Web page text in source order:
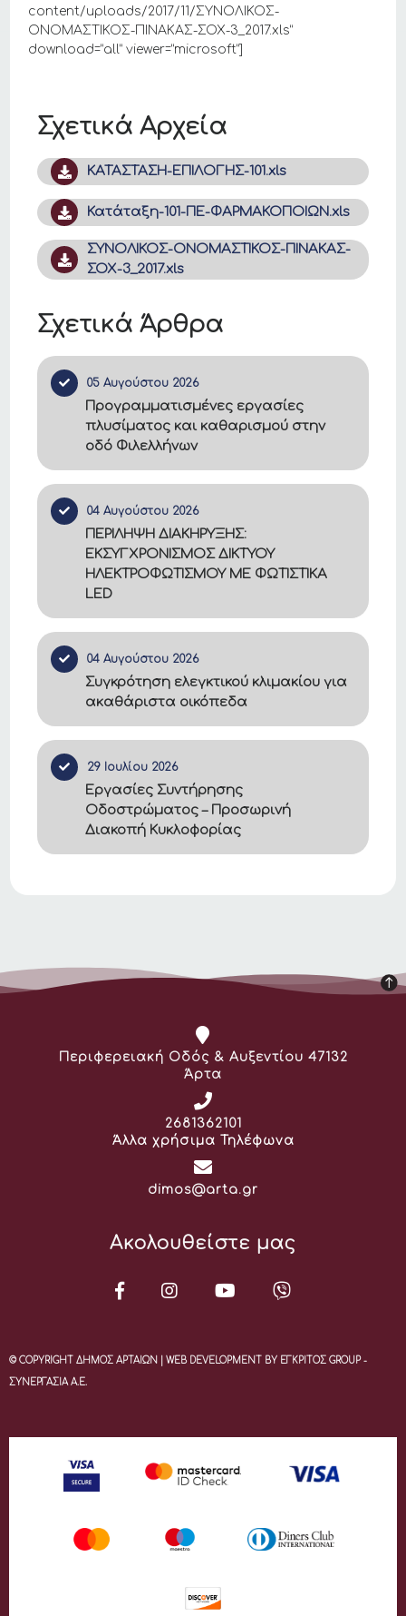
Σχετικά Αρχεία
ΚΑΤΑΣΤΑΣΗ-ΕΠΙΛΟΓΗΣ-101.xls
Κατάταξη-101-ΠΕ-ΦΑΡΜΑΚΟΠΟΙΩΝ.xls
ΣΥΝΟΛΙΚΟΣ-ΟΝΟΜΑΣΤΙΚΟΣ-ΠΙΝΑΚΑΣ-
ΣΟΧ-3_2017.xls
Σχετικά Άρθρα
05 Αυγούστου 2026
Προγραμματισμένες εργασίες
πλυσίματος και καθαρισμού στην
οδό Φιλελλήνων
04 Αυγούστου 2026
ΠΕΡΙΛΗΨΗ ΔΙΑΚΗΡΥΞΗΣ:
ΕΚΣΥΓΧΡΟΝΙΣΜΟΣ ΔΙΚΤΥΟΥ
ΗΛΕΚΤΡΟΦΩΤΙΣΜΟΥ ΜΕ ΦΩΤΙΣΤΙΚΑ
LED
04 Αυγούστου 2026
Συγκρότηση ελεγκτικού κλιμακίου για
ακαθάριστα οικόπεδα
29 Ιουλίου 2026
Εργασίες Συντήρησης
Οδοστρώματος – Προσωρινή
Διακοπή Κυκλοφορίας
content/uploads/2017/11/ΣΥΝΟΛΙΚΟΣ-
ΟΝΟΜΑΣΤΙΚΟΣ-ΠΙΝΑΚΑΣ-ΣΟΧ-3_2017.xls”
download=”all” viewer=”microsoft”]
Διεύθυνση:
Περιφερειακή Οδός & Αυξεντίου 47132
Άρτα
Τηλέφωνο:
2681362101
Άλλα χρήσιμα Τηλέφωνα
Email:
dimos@arta.gr
Ακολουθείστε μας
© COPYRIGHT ΔΗΜΟΣ ΑΡΤΑΙΩΝ | WEB DEVELOPMENT BY ΕΓΚΡΙΤΟΣ GROUP -
ΣΥΝΕΡΓΑΣΙΑ Α.Ε.